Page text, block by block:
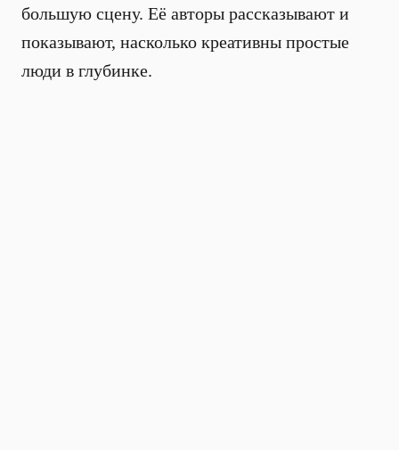
большую сцену. Её авторы рассказывают и
показывают, насколько креативны простые
люди в глубинке.